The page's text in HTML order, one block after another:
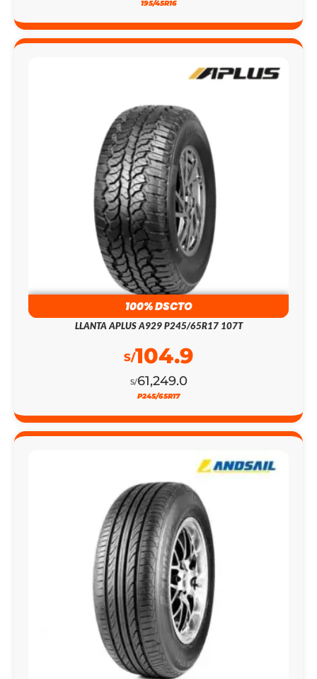
100% DSCTO
LLANTA APLUS A929 P245/65R17 107T
S/61,249.0
S/104.9
24% DSCTO
LLANTA 185/60R14 LANDSAIL LS388 82H BL